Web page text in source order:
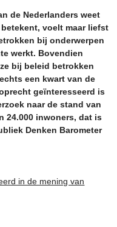
de Nederlanders weet
voelt maar liefst
bij onderwerpen
werkt. Bovendien
bij beleid betrokken
een kwart van de
geïnteresseerd is
naar de stand van
24.000 inwoners, dat is
Denken Barometer
in de mening van